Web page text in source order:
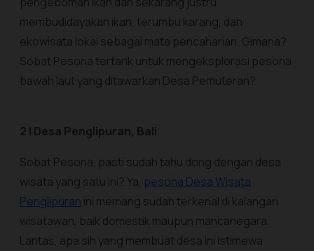
membudidayakan ikan, terumbu karang, dan
ekowisata lokal sebagai mata pencaharian. Gimana?
Sobat Pesona tertarik untuk mengeksplorasi pesona
bawah laut yang ditawarkan Desa Pemuteran?
2 | Desa Penglipuran, Bali
Sobat Pesona, pasti sudah tahu dong dengan desa
wisata yang satu ini? Ya, pesona Desa Wisata
Penglipuran ini memang sudah terkenal di kalangan
wisatawan, baik domestik maupun mancanegara.
Lantas, apa sih yang membuat desa ini istimewa